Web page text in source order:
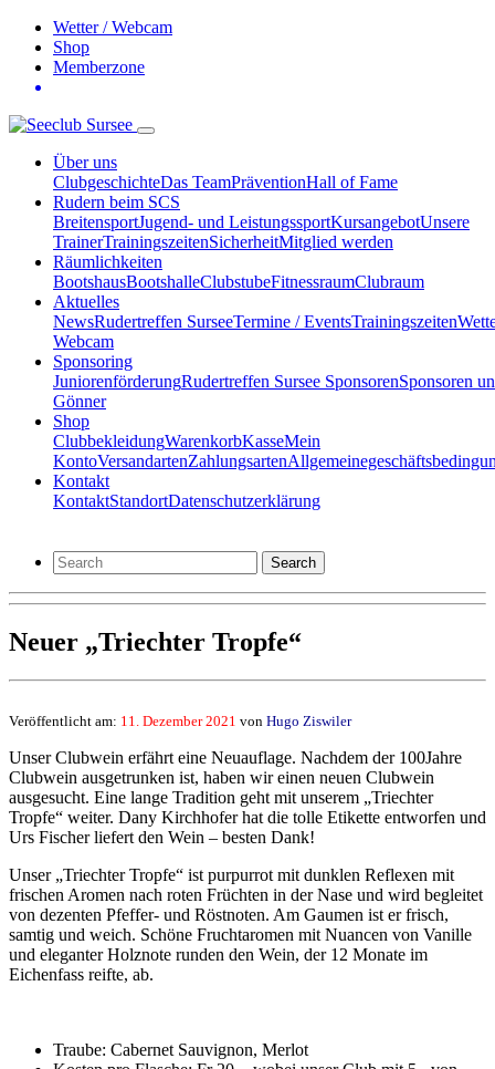
Wetter / Webcam
Shop
Memberzone
Über uns
ClubgeschichteDas TeamPräventionHall of Fame
Rudern beim SCS
BreitensportJugend- und LeistungssportKursangebotUnsere
TrainerTrainingszeitenSicherheitMitglied werden
Räumlichkeiten
BootshausBootshalleClubstubeFitnessraumClubraum
Aktuelles
NewsRudertreffen SurseeTermine / EventsTrainingszeiten
Webcam
Sponsoring
JuniorenförderungRudertreffen Sursee SponsorenSponsoren
Gönner
Shop
ClubbekleidungWarenkorbKasseMein
KontoVersandartenZahlungsarten
Kontakt
KontaktStandortDatenschutzerklärung
Search
Neuer „Triechter Tropfe“
Veröffentlicht am: 11. Dezember 2021 von Hugo Ziswiler
Unser Clubwein erfährt eine Neuauflage. Nachdem der 100Jahre
Clubwein ausgetrunken ist, haben wir einen neuen Clubwein
ausgesucht. Eine lange Tradition geht mit unserem „Triechter
Tropfe“ weiter. Dany Kirchhofer hat die tolle Etikette entworfen und
Urs Fischer liefert den Wein – besten Dank!
Unser „Triechter Tropfe“ ist purpurrot mit dunklen Reflexen mit
frischen Aromen nach roten Früchten in der Nase und wird begleitet
von dezenten Pfeffer- und Röstnoten. Am Gaumen ist er frisch,
samtig und weich. Schöne Fruchtaromen mit Nuancen von Vanille
und eleganter Holznote runden den Wein, der 12 Monate im
Eichenfass reifte, ab.
Traube: Cabernet Sauvignon, Merlot